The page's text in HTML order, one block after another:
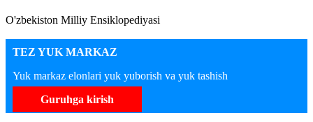
O'zbekiston Milliy Ensiklopediyasi
TEZ YUK MARKAZ
Yuk markaz elonlari yuk yuborish va yuk tashish
Guruhga kirish